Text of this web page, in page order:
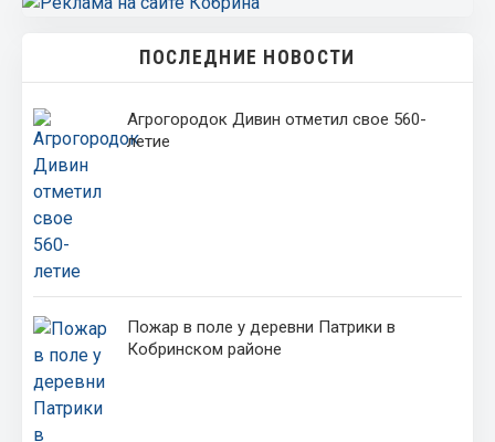
ПОСЛЕДНИЕ НОВОСТИ
Агрогородок Дивин отметил свое 560-
летие
Пожар в поле у деревни Патрики в
Кобринском районе